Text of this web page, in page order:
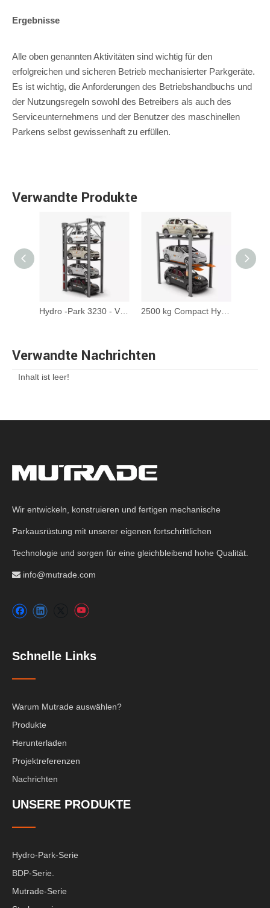
Ergebnisse
Alle oben genannten Aktivitäten sind wichtig für den
erfolgreichen und sicheren Betrieb mechanisierter Parkgeräte.
Es ist wichtig, die Anforderungen des Betriebshandbuchs und
der Nutzungsregeln sowohl des Betreibers als auch des
Serviceunternehmens und der Benutzer des maschinellen
Parkens selbst gewissenhaft zu erfüllen.
Verwandte Produkte
Verwandte Nachrichten
Inhalt ist leer!
Wir entwickeln, konstruieren und fertigen mechanische
Parkausrüstung mit unserer eigenen fortschrittlichen
Technologie und sorgen für eine gleichbleibend hohe Qualität.
 info@mutrade.com
Schnelle Links
Warum Mutrade auswählen?
Produkte
Herunterladen
Projektreferenzen
Nachrichten
UNSERE PRODUKTE
Hydro-Park-Serie
BDP-Serie.
Mutrade-Serie